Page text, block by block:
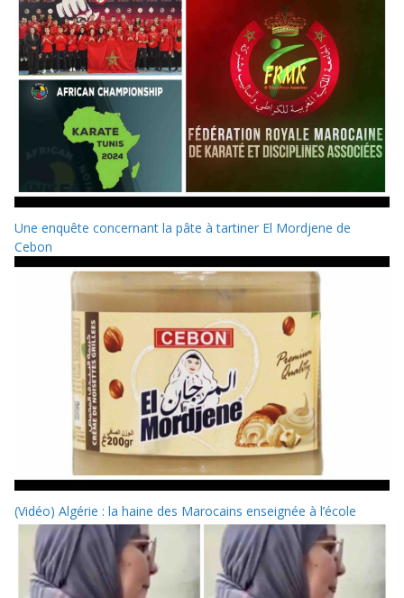
Une enquête concernant la pâte à tartiner El Mordjene de
Cebon
(Vidéo) Algérie : la haine des Marocains enseignée à l’école